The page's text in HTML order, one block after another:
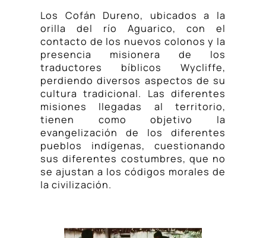
Los Cofán Dureno, ubicados a la
orilla del río Aguarico, con el
contacto de los nuevos colonos y la
presencia misionera de los
traductores bíblicos Wycliffe,
perdiendo diversos aspectos de su
cultura tradicional. Las diferentes
misiones llegadas al territorio,
tienen como objetivo la
evangelización de los diferentes
pueblos indígenas, cuestionando
sus diferentes costumbres, que no
se ajustan a los códigos morales de
la civilización.